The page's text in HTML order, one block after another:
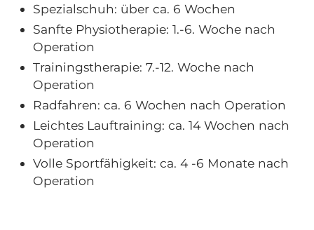
Spezialschuh: über ca. 6 Wochen
Sanfte Physiotherapie: 1.-6. Woche nach
Operation
Trainingstherapie: 7.-12. Woche nach
Operation
Radfahren: ca. 6 Wochen nach Operation
Leichtes Lauftraining: ca. 14 Wochen nach
Operation
Volle Sportfähigkeit: ca. 4 -6 Monate nach
Operation